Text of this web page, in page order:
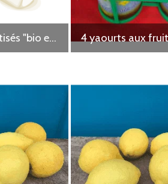
4 Yaourts aromatisés "bio et local"